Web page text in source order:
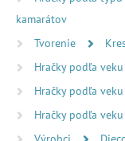
kamarátov
Tvorenie
Hračky podľa veku
Hračky podľa veku
Hračky podľa veku